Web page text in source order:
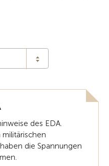
des EDA.
die Spannungen